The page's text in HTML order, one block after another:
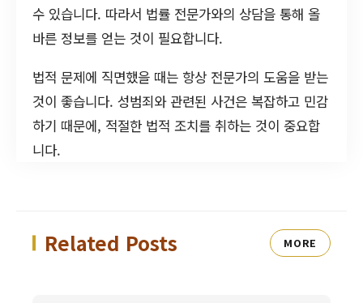
수 있습니다. 따라서 법률 전문가와의 상담을 통해 올
바른 정보를 얻는 것이 필요합니다.
법적 문제에 직면했을 때는 항상 전문가의 도움을 받는
것이 좋습니다. 성범죄와 관련된 사건은 복잡하고 민감
하기 때문에, 적절한 법적 조치를 취하는 것이 중요합
니다.
Related Posts MORE